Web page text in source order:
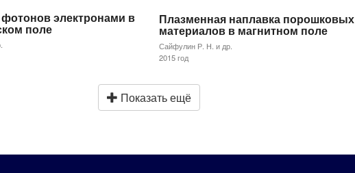
электронами в
поле
Плазменная наплавка порошковых
материалов в магнитном поле
Сайфулин Р. Н. и др.
2015 год
Показать ещё